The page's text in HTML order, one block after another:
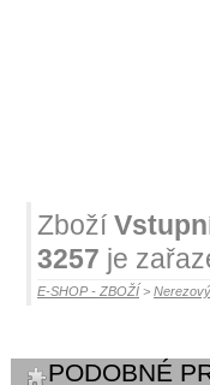
Zboží
3257 je
E-SHOP - ZBOŽÍ >
PODOBNÉ